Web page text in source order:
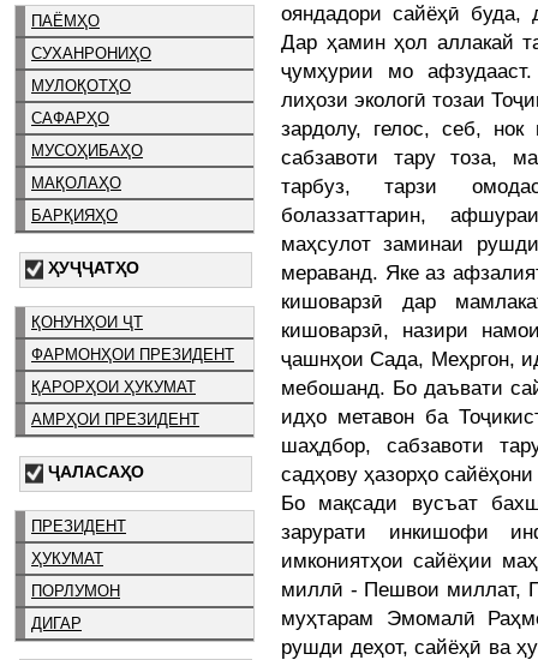
ПАЁМҲО
СУХАНРОНИҲО
МУЛОҚОТҲО
САФАРҲО
МУСОҲИБАҲО
МАҚОЛАҲО
БАРҚИЯҲО
ҲУҶҶАТҲО
ҚОНУНҲОИ ҶТ
ФАРМОНҲОИ ПРЕЗИДЕНТ
ҚАРОРҲОИ ҲУКУМАТ
АМРҲОИ ПРЕЗИДЕНТ
ҶАЛАСАҲО
ПРЕЗИДЕНТ
ҲУКУМАТ
ПОРЛУМОН
ДИГАР
ояндадори сайёҳӣ буда,
Дар ҳамин ҳол аллакай
ҷумҳурии мо
лиҳози экологӣ тозаи
зардолу, гелос, себ,
сабзавоти тару тоза,
тарбуз, тарзи
болаззаттарин,
маҳсулот заминаи
мераванд. Яке аз
кишоварзӣ дар
кишоварзӣ, назири
ҷашнҳои Сада, Меҳргон,
мебошанд. Бо даъвати
идҳо метавон ба
шаҳдбор, сабзавоти
садҳову ҳазорҳо
Бо мақсади вусъат
зарурати инкишофи
имкониятҳои сайёҳии
миллӣ - Пешвои миллат,
муҳтарам Эмомалӣ
рушди деҳот, сайёҳӣ ва